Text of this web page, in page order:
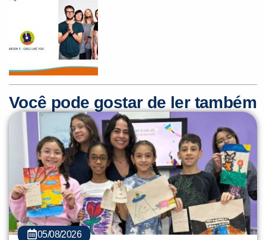
Você pode gostar de ler também
05/08/2026
VOLTAR